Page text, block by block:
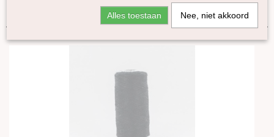
Super Tweed
Alles toestaan Nee, niet akkoord